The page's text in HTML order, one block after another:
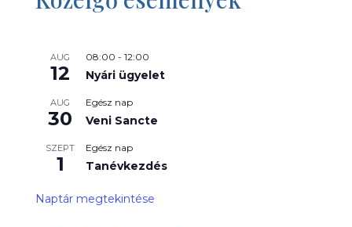
AUG
12
08:00 - 12:00
Nyári ügyelet
AUG
30
Egész nap
Veni Sancte
SZEPT
1
Egész nap
Tanévkezdés
Naptár megtekintése